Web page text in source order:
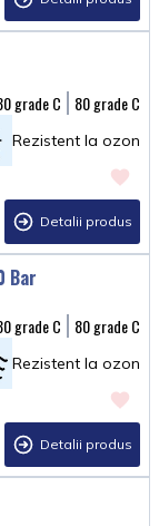
80
Rezistent la ozon
Detalii produs
Bar
80
Rezistent la ozon
Detalii produs